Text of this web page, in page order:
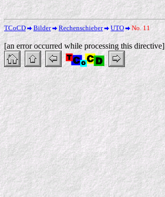
TCoCD Bilder Rechenschieber UTO No. 11
[an error occurred while processing this directive]